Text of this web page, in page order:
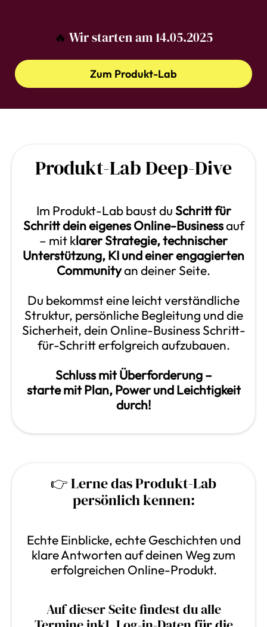
🔥 Wir starten am 14.05.2025
Zum Produkt-Lab
Produkt-Lab Deep-Dive
Im Produkt-Lab baust duSchritt für
Schritt dein eigenes Online-Businessauf
– mit klarer Strategie, technischer
Unterstützung, KI und einer engagierten
Communityan deiner Seite.
Du bekommst eine leicht verständliche
Struktur, persönliche Begleitung und die
Sicherheit, dein Online-Business Schritt-
für-Schritt erfolgreich aufzubauen.
Schluss mit Überforderung –
starte mit Plan, Power und Leichtigkeit
durch!
👉 Lerne das Produkt-Lab
persönlich kennen:
Echte Einblicke, echte Geschichten und
klare Antworten auf deinen Weg zum
erfolgreichen Online-Produkt.
Auf dieser Seite findest du alle